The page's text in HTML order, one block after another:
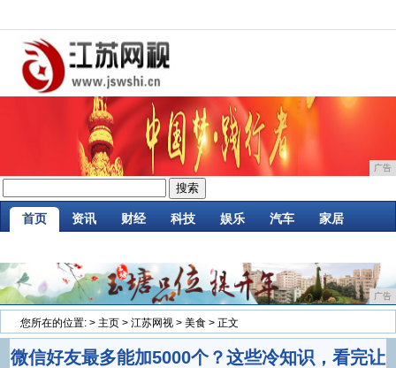
广告
首页 资讯 财经 科技 娱乐 汽车 家居
广告
您所在的位置: > 主页 > 江苏网视 > 美食 > 正文
微信好友最多能加5000个？这些冷知识，看完让